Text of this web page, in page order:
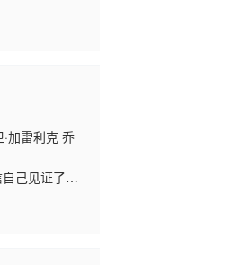
加雷利克 乔
Camilla·Lockhart
己见证了一
露一场更大